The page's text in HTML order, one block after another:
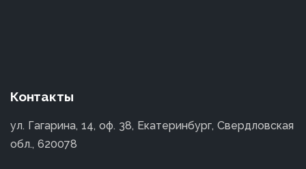
Контакты
ул. Гагарина, 14, оф. 38, Екатеринбург, Свердловская
обл., 620078